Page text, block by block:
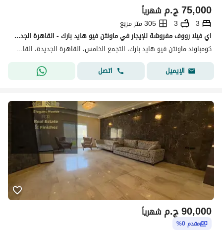
ج.م75,000 شهرياً
3
3
305 متر مربع
اي فيلا رووف مفروشة للإيجار في ماونتن فيو هايد بارك - القاهرة الجديدة
كومباوند ماونتن فيو هايد بارك، التجمع الخامس، القاهرة الجديدة، القاهرة
الإيميل
اتصل
ج.م90,000 شهرياً
مقدم 0%